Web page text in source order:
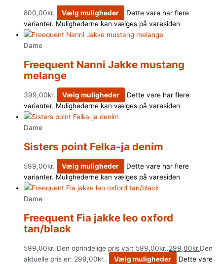
800,00kr. Vælg muligheder
Dette vare har flere
varianter. Mulighederne kan vælges på varesiden
Dame
Freequent Nanni Jakke mustang
melange
399,00kr. Vælg muligheder
Dette vare har flere
varianter. Mulighederne kan vælges på varesiden
Dame
Sisters point Felka-ja denim
599,00kr. Vælg muligheder
Dette vare har flere
varianter. Mulighederne kan vælges på varesiden
Dame
Freequent Fia jakke leo oxford
tan/black
599,00kr. Den oprindelige pris var: 599,00kr..299,00kr.Den
aktuelle pris er: 299,00kr..
Vælg muligheder
Dette vare